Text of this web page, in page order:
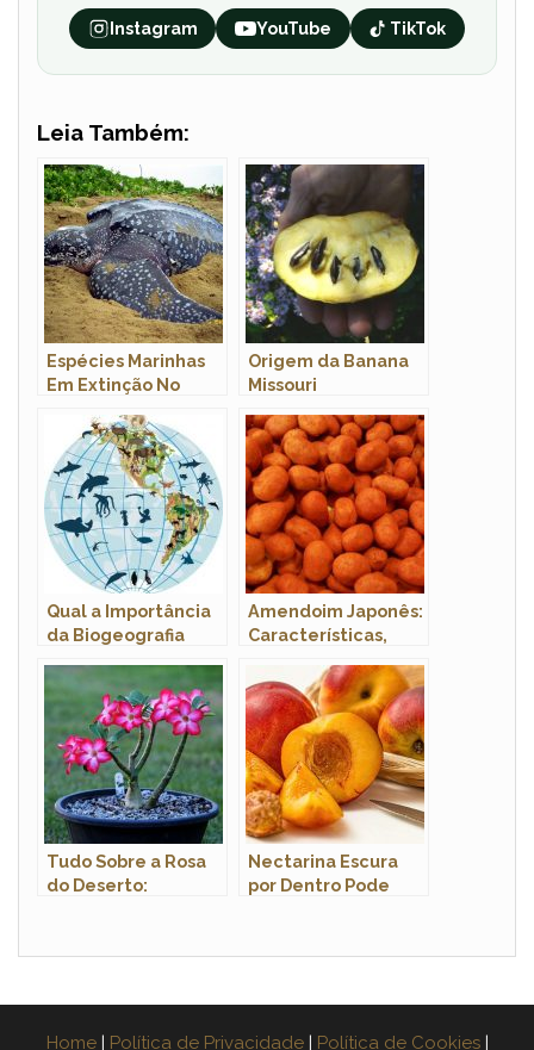
Instagram YouTube TikTok
Leia Também:
Espécies Marinhas
Em Extinção No
Origem da Banana
Missouri
Qual a Importância
da Biogeografia
Amendoim Japonês:
Características,
Fotos
Tudo Sobre a Rosa
do Deserto:
Nectarina Escura
por Dentro Pode
Home Política de Privacidade Política de Cookies